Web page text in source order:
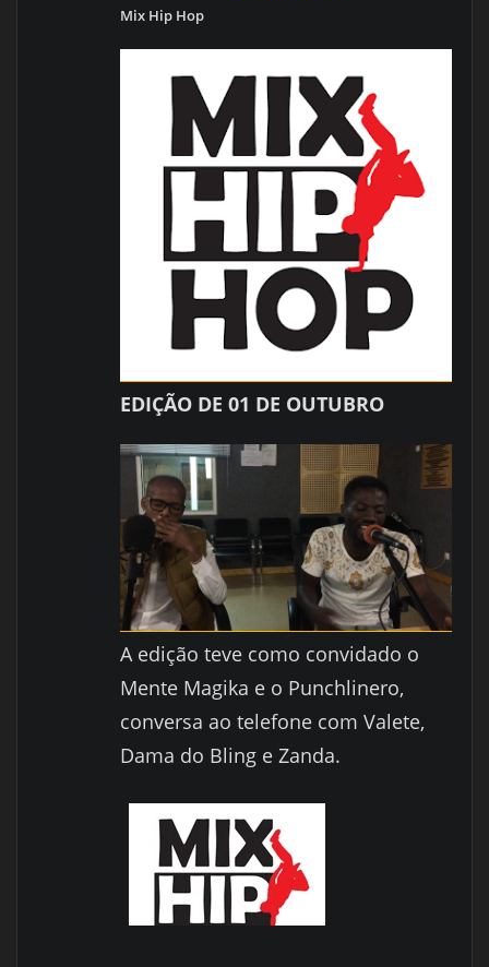
Mix Hip Hop
EDIÇÃO DE 01 DE OUTUBRO
A edição teve como convidado o
Mente Magika e o Punchlinero,
conversa ao telefone com Valete,
Dama do Bling e Zanda.